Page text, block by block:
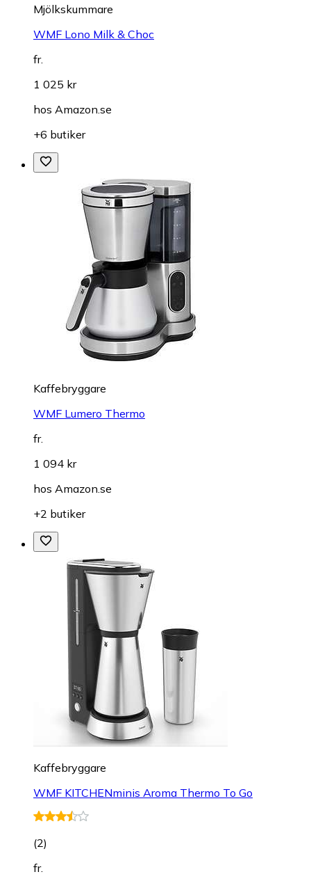
Mjölkskummare
WMF Lono Milk & Choc
fr.
1 025 kr
hos Amazon.se
+6 butiker
Kaffebryggare
WMF Lumero Thermo
fr.
1 094 kr
hos Amazon.se
+2 butiker
Kaffebryggare
WMF KITCHENminis Aroma Thermo To Go
(2)
fr.